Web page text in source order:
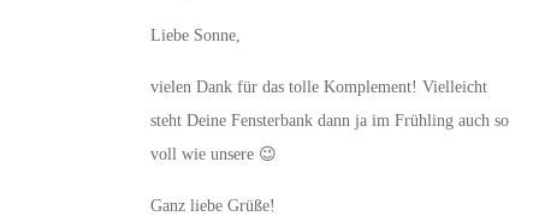
Liebe Sonne,
vielen Dank für das tolle Komplement! Vielleicht
steht Deine Fensterbank dann ja im Frühling auch so
voll wie unsere 😉
Ganz liebe Grüße!